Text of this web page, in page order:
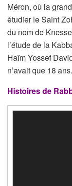
Méron, où la
étudier le Saint
du nom de
l’étude de la
Haïm Yossef
n’avait que 18 ans.
Histoires de